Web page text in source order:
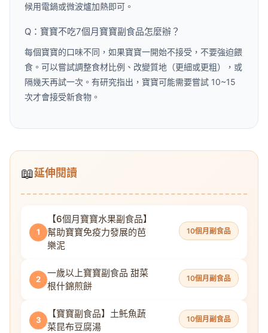
候用電鍋或微波爐加熱即可。
Q：寶寶不吃7個月寶寶副食品怎麼辦？
每個寶寶的口味不同，如果寶寶一開始不接受，不要強迫餵
食。可以嘗試調整食材比例、改變質地（更細或更粗），或
隔幾天再試一次。有研究指出，寶寶可能需要嘗試 10~15
次才會接受新食物。
📖延伸閱讀
1
【6個月寶寶水果副食品】
幫助寶寶免疫力發展的芭
樂泥
10個月副食品
2
一歲以上寶寶副食品 甜菜
根什錦煎餅
10個月副食品
3
【寶寶副食品】土魠魚蔬
菜昆布豆腐湯
10個月副食品